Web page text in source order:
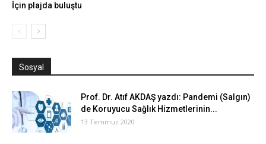
İçin plajda buluştu
Sosyal
Prof. Dr. Atıf AKDAŞ yazdı: Pandemi (Salgın)
de Koruyucu Sağlık Hizmetlerinin...
13 Temmuz 2020